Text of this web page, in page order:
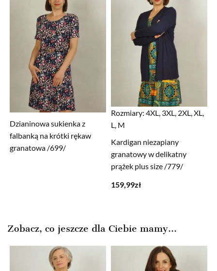
Dzianinowa sukienka z
falbanką na krótki rękaw
granatowa /699/
Rozmiary: 4XL, 3XL, 2XL, XL,
L, M
Kardigan niezapiany
granatowy w delikatny
prążek plus size /779/
159,99zł
Zobacz, co jeszcze dla Ciebie mamy...